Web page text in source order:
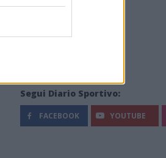
Segui Diario Sportivo:
FACEBOOK YOUTUBE